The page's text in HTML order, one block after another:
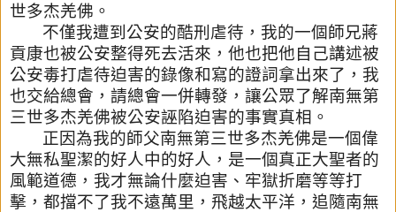
世多杰羌佛。
不僅我遭到公安的酷刑虐待，我的一個師兄蔣
貢康也被公安整得死去活來，他也把他自己講述被
公安毒打虐待迫害的錄像和寫的證詞拿出來了，我
也交給總會， 請總會一併轉發，讓公眾了解南無第
三世多杰羌佛被公安誣陷迫害的事實真相。
正因為我的師父南無第三世多杰羌佛是一個偉
大無私聖潔的好人中的好人，是一個真正大聖者的
風範道德，我才無論什麼迫害、牢獄折磨等等打
擊，都擋不了我不遠萬里，飛越太平洋，追隨南無